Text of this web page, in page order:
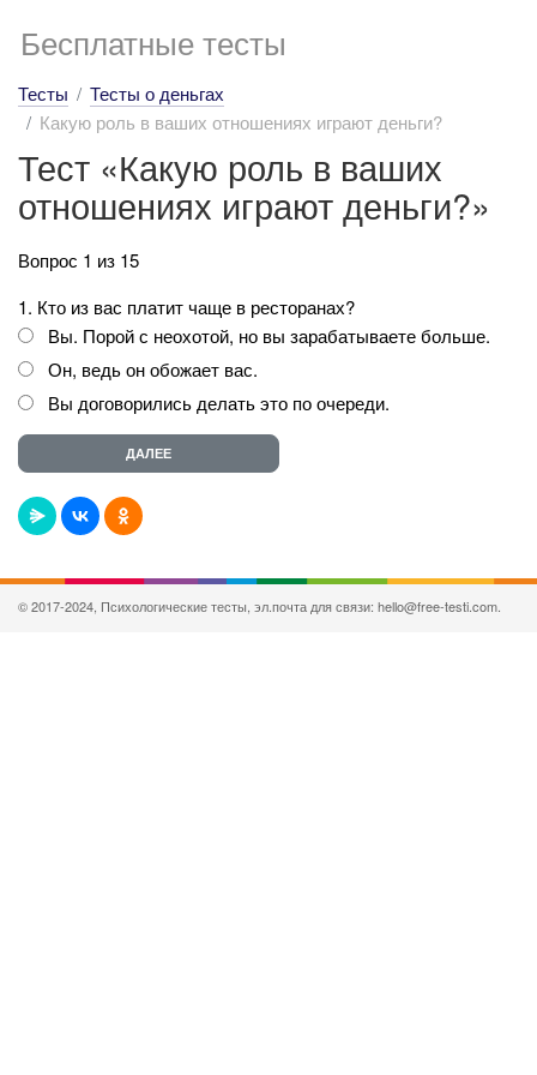
Бесплатные тесты
Тесты
Тесты о деньгах
Какую роль в ваших отношениях играют деньги?
Тест «Какую роль в ваших
отношениях играют деньги?»
Вопрос 1 из 15
1. Кто из вас платит чаще в ресторанах?
Вы. Порой с неохотой, но вы зарабатываете больше.
Он, ведь он обожает вас.
Вы договорились делать это по очереди.
© 2017-2024, Психологические тесты, эл.почта для связи: hello@free-testi.com.